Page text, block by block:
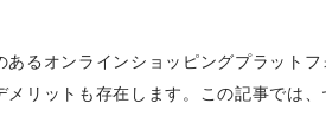
るオンラインショッピングプラット
リットも存在します。この記事では